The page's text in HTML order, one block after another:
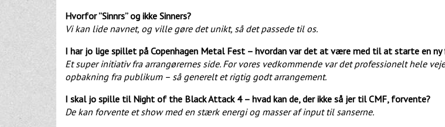
Hvorfor ”Sinnrs” og ikke Sinners?
Vi kan lide navnet, og ville gøre det unikt, så det passede til os.
I har jo lige spillet på Copenhagen Metal Fest – hvordan var det at være med til at starte en
Et super initiativ fra arrangørernes side. For vores vedkommende var det professionelt hele
opbakning fra publikum – så generelt et rigtig godt arrangement.
I skal jo spille til Night of the Black Attack 4 – hvad kan de, der ikke så jer til CMF, forvente?
De kan forvente et show med en stærk energi og masser af input til sanserne.